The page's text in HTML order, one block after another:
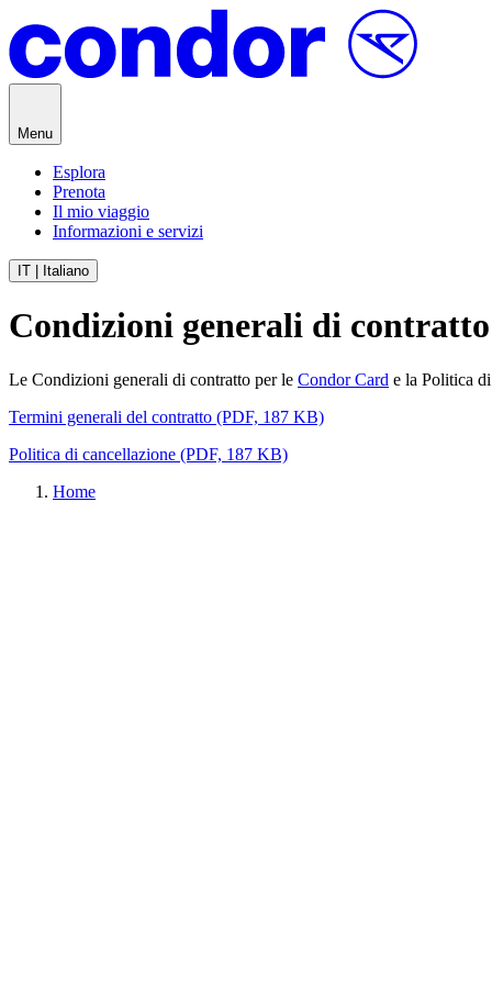
Menu
Esplora
Prenota
Il mio viaggio
Informazioni e servizi
IT | Italiano
Condizioni generali di
Le Condizioni generali di contratto per le Condor Card e la Politica
Termini generali del contratto (PDF, 187 KB)
Politica di cancellazione (PDF, 187 KB)
Home